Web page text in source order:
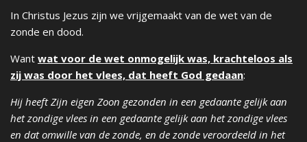
In Christus Jezus zijn we vrijgemaakt van de wet van de
zonde en dood.
Want wat voor de wet onmogelijk was, krachteloos als
zij was door het vlees, dat heeft God gedaan:
Hij heeft Zijn eigen Zoon gezonden in een gedaante gelijk aan
het zondige vlees in een gedaante gelijk aan het zondige vlees
en dat omwille van de zonde, en de zonde veroordeeld in het